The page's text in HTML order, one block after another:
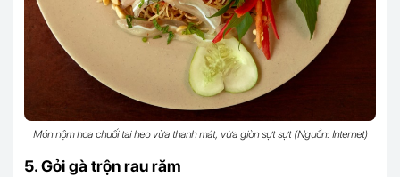
Món nộm hoa chuối tai heo vừa thanh mát, vừa giòn sựt sựt (Nguồn: Internet)
5. Gỏi gà trộn rau răm